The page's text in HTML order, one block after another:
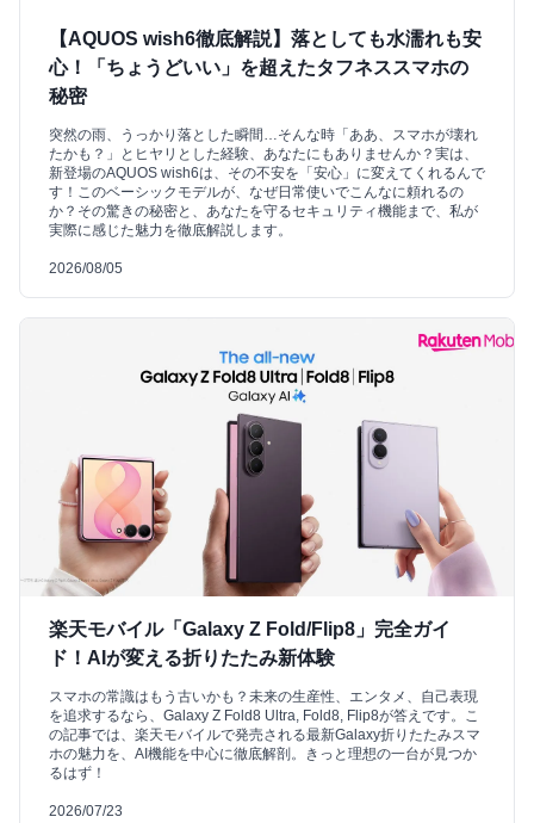
【AQUOS wish6徹底解説】落としても水濡れも安
心！「ちょうどいい」を超えたタフネススマホの
秘密
突然の雨、うっかり落とした瞬間…そんな時「ああ、スマホが壊れ
たかも？」とヒヤリとした経験、あなたにもありませんか？実は、
新登場のAQUOS wish6は、その不安を「安心」に変えてくれるんで
す！このベーシックモデルが、なぜ日常使いでこんなに頼れるの
か？その驚きの秘密と、あなたを守るセキュリティ機能まで、私が
実際に感じた魅力を徹底解説します。
2026/08/05
楽天モバイル「Galaxy Z Fold/Flip8」完全ガイ
ド！AIが変える折りたたみ新体験
スマホの常識はもう古いかも？未来の生産性、エンタメ、自己表現
を追求するなら、Galaxy Z Fold8 Ultra, Fold8, Flip8が答えです。こ
の記事では、楽天モバイルで発売される最新Galaxy折りたたみスマ
ホの魅力を、AI機能を中心に徹底解剖。きっと理想の一台が見つか
るはず！
2026/07/23